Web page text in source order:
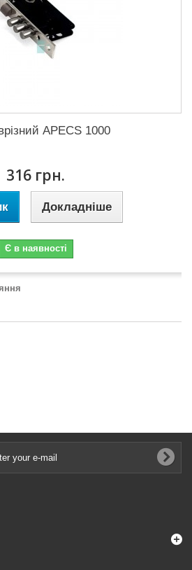
APECS 1000
316 грн.
Докладніше
Є в наявності